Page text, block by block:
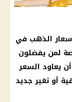
الذهب في
لمن يفضلون
يعاود السعر
أو تغير جديد